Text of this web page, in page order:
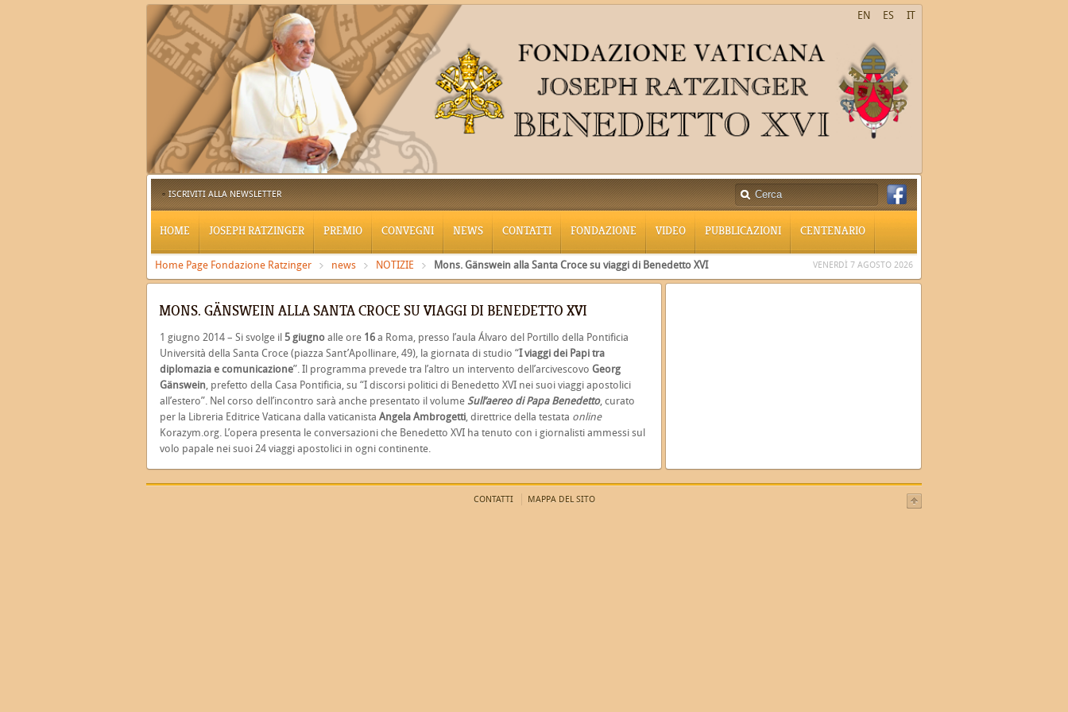
IT
ES
EN
ISCRIVITI ALLA NEWSLETTER
HOME JOSEPH RATZINGER PREMIO CONVEGNI NEWS CONTATTI FONDAZIONE VIDEO PUBBLICAZIONI CENTENARIO
Home Page Fondazione Ratzinger news NOTIZIE Mons. Gänswein alla Santa Croce su viaggi di Benedetto XVI VENERDÌ 7 AGOSTO 2026
MONS. GÄNSWEIN ALLA SANTA CROCE SU VIAGGI DI BENEDETTO XVI
1 giugno 2014 – Si svolge il 5 giugno alle ore 16 a Roma, presso l’aula Álvaro del Portillo della Pontificia
Università della Santa Croce (piazza Sant’Apollinare, 49), la giornata di studio “I viaggi dei Papi tra
diplomazia e comunicazione”. Il programma prevede tra l’altro un intervento dell’arcivescovo Georg
Gänswein , prefetto della Casa Pontificia, su “I discorsi politici di Benedetto XVI nei suoi viaggi apostolici
all’estero”. Nel corso dell’incontro sarà anche presentato il volume Sull’aereo di Papa Benedetto, curato
per la Libreria Editrice Vaticana dalla vaticanista Angela Ambrogetti , direttrice della testata online
Korazym.org. L’opera presenta le conversazioni che Benedetto XVI ha tenuto con i giornalisti ammessi sul
volo papale nei suoi 24 viaggi apostolici in ogni continente.
CONTATTI MAPPA DEL SITO